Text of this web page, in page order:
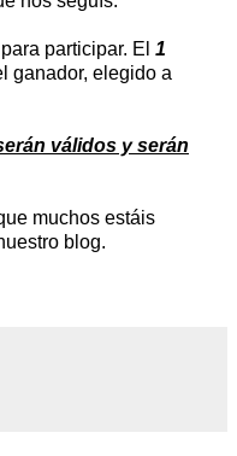
para participar. El 1
ganador, elegido a
válidos y serán
muchos estáis
blog.